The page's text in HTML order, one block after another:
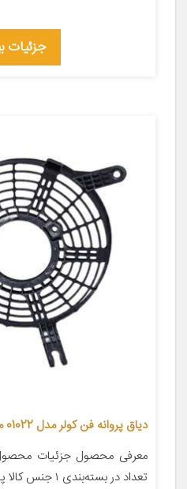
جزئیات
دیاق پروانه فن کولر مدل 01022 مناسب برای پراید
معرفی محصول جزئیات
تعداد در بسته‌بندی ۱ جنس کالا پلاستیک مرغوب